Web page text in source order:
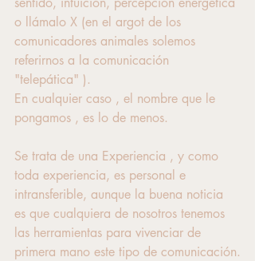
o llámalo X (en el argot de los
comunicadores animales solemos
referirnos a la comunicación
"telepática" ).
En cualquier caso , el nombre que le
pongamos , es lo de menos.
Se trata de una Experiencia , y como
toda experiencia, es personal e
intransferible, aunque la buena noticia
es que cualquiera de nosotros tenemos
las herramientas para vivenciar de
primera mano este tipo de comunicación.